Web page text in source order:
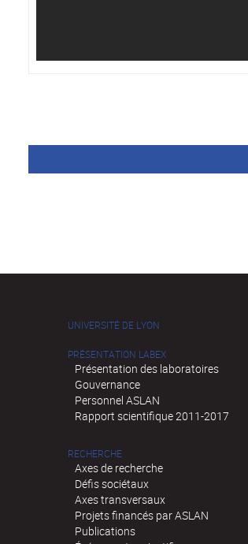
UNIVERSITÉ DE LYON
PRÉSENTATION LABEX
Présentation des laboratoires
Gouvernance
Personnel ASLAN
Rapport scientifique 2011-2017
RECHERCHE
Axes de recherche
Défis sociétaux
Axes transversaux
Projets financés par ASLAN
Publications